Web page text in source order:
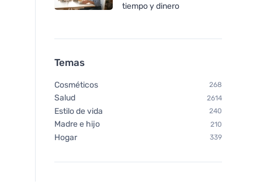
tiempo y dinero
Temas
Cosméticos 268
Salud 2614
Estilo de vida 240
Madre e hijo 210
Hogar 339